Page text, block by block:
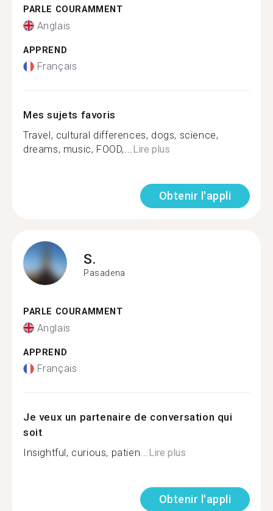
PARLE COURAMMENT
Anglais
APPREND
Français
Mes sujets favoris
Travel, cultural differences, dogs, science,
dreams, music, FOOD,...Lire plus
Obtenir l'appli
S.
Pasadena
PARLE COURAMMENT
Anglais
APPREND
Français
Je veux un partenaire de conversation qui
soit
Insightful, curious, patien...Lire plus
Obtenir l'appli